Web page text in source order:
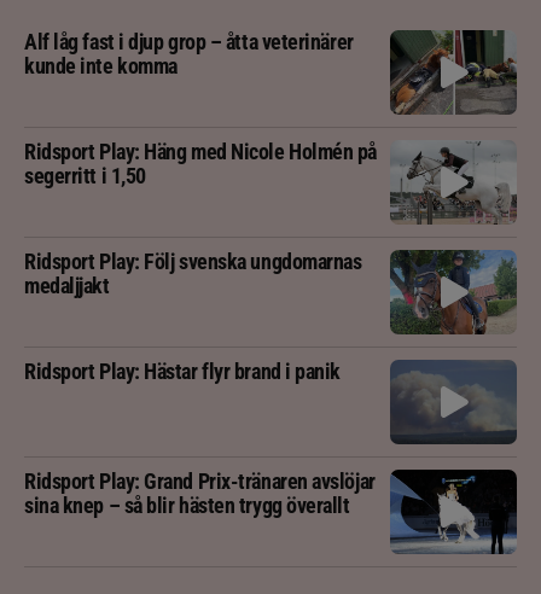
Alf låg fast i djup grop – åtta veterinärer
kunde inte komma
Ridsport Play: Häng med Nicole Holmén på
segerritt i 1,50
Ridsport Play: Följ svenska ungdomarnas
medaljjakt
Ridsport Play: Hästar flyr brand i panik
Ridsport Play: Grand Prix-tränaren avslöjar
sina knep – så blir hästen trygg överallt